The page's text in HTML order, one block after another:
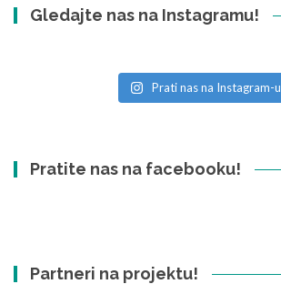
Gledajte nas na Instagramu!
Prati nas na Instagram-u
Pratite nas na facebooku!
Partneri na projektu!